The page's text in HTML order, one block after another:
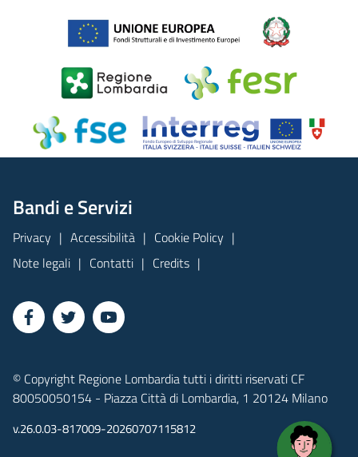
Bandi e Servizi
Privacy Accessibilità
Cookie Policy
Note legali
Contatti Credits
© Copyright Regione Lombardia tutti i diritti riservati CF
80050050154 - Piazza Città di Lombardia, 1 20124 Milano
v.26.0.03-817009-20260707115812